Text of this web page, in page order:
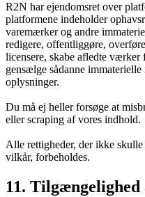
R2N har ejendomsret over
platformene indeholder
varemærker og andre
redigere, offentliggøre,
licensere, skabe afledte
gensælge sådanne
oplysninger.
Du må ej heller forsøge at
eller scraping af vores indhold.
Alle rettigheder, der ikke
vilkår, forbeholdes.
11.